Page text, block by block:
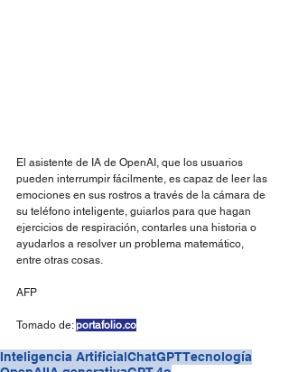
El asistente de IA de OpenAI, que los usuarios
pueden interrumpir fácilmente, es capaz de leer las
emociones en sus rostros a través de la cámara de
su teléfono inteligente, guiarlos para que hagan
ejercicios de respiración, contarles una historia o
ayudarlos a resolver un problema matemático,
entre otras cosas.
AFP
Tomado de: portafolio.co
Inteligencia ArtificialChatGPTTecnología